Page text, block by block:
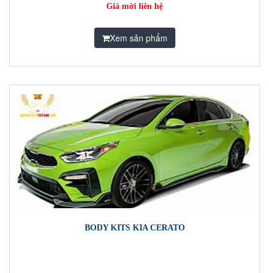
Giá mời liên hệ
Xem sản phẩm
BODY KITS KIA CERATO